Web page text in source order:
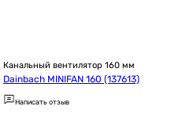
Канальный вентилятор 160 мм
Dainbach MINIFAN 160 (137613)
Написать отзыв